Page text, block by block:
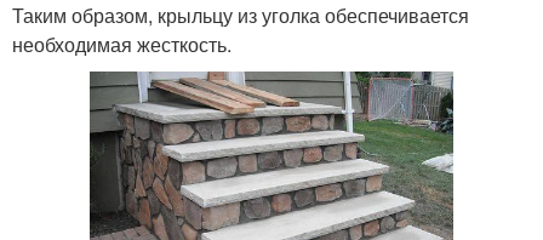
Таким образом, крыльцу из уголка обеспечивается
необходимая жесткость.